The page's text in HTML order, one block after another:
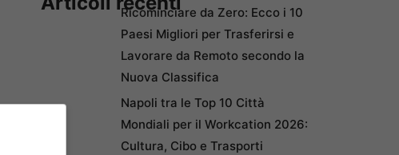
Ricominciare da Zero: Ecco i 10
Paesi Migliori per Trasferirsi e
Lavorare da Remoto secondo la
Nuova Classifica
Napoli tra le Top 10 Città
Mondiali per il Workcation 2026:
Cultura, Cibo e Trasporti